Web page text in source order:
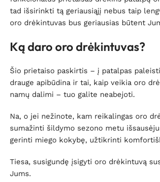
tad išsirinkti tą geriausiąjį nebus taip
oro drėkintuvas bus geriausias būtent
Ką daro oro drėkintuvas?
Šio prietaiso paskirtis – į patalpas
drauge apibūdina ir tai, kaip veikia oro
namų dalimi – tuo galite neabejoti.
Na, o jei nežinote, kam reikalingas oro
sumažinti šildymo sezono metu
gerinti miego kokybę, užtikrinti
Tiesa, susigundę įsigyti oro drėkintuvą
Jums.